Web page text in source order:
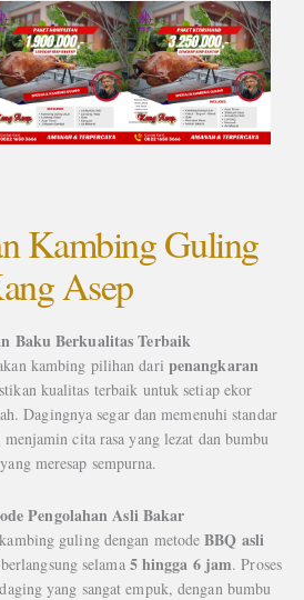
Kambing Guling
Asep
Baku Berkualitas Terbaik
kambing pilihan dari penangkaran
kualitas terbaik untuk setiap ekor
Dagingnya segar dan memenuhi standar
cita rasa yang lezat dan bumbu
yang meresap sempurna.
Pengolahan Asli Bakar
guling dengan metodeBBQ asli
selama 5 hingga 6 jam. Proses
yang sangat empuk, dengan bumbu